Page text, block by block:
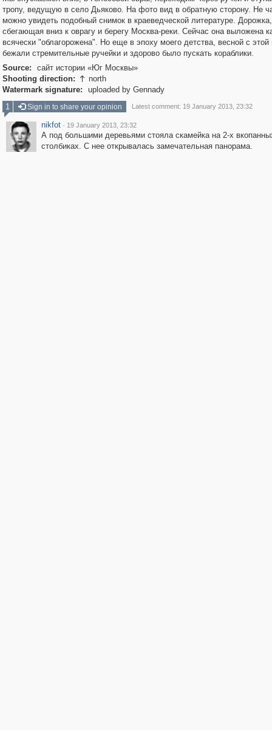
тропу, ведущую в село Дьяково. На фото вид в обратную сторону. Не
можно увидеть подобный снимок в краеведческой литературе. Дорожка,
сбегающая вниз к оврагу и берегу Москва-реки. Сейчас она выложена
всячески "облагорожена". Но еще в эпоху моего детства, весной с этой
бежали стремительные ручейки и здорово было пускать кораблики.
Source:
сайт истории «Юг Москвы»
Shooting direction:  north
Watermark signature:
uploaded by Gennady
1
Sign in to share your opinion Latest comment: 19 January 2013, 23:32
nikfot · 19 January 2013, 23:32
А под большими деревьями стояла скамейка на 2-х
столбиках. С нее открывалась замечательная панорама.